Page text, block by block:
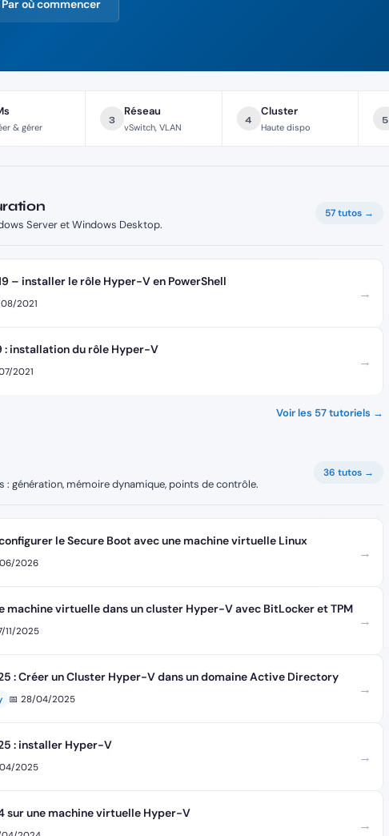
Par où commencer
& gérer
3
Réseau
vSwitch, VLAN
4
Cluster
Haute dispo
5
Server et Windows Desktop.
57 tutos →
– installer le rôle Hyper-V en PowerShell
2021
→
: installation du rôle Hyper-V
2021
→
Voir les 57 tutoriels →
: génération, mémoire dynamique, points de contrôle.
36 tutos →
le Secure Boot avec une machine virtuelle Linux
2026
→
machine virtuelle dans un cluster Hyper-V avec BitLocker et TPM
11/2025
→
: Créer un Cluster Hyper-V dans un domaine Active Directory
📅 28/04/2025
→
: installer Hyper-V
2025
→
sur une machine virtuelle Hyper-V
→